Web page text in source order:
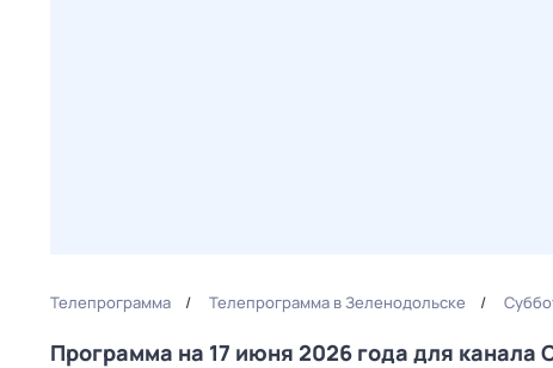
Телепрограмма Телепрограмма в Зеленодольске
Программа на 17 июня 2026 года для